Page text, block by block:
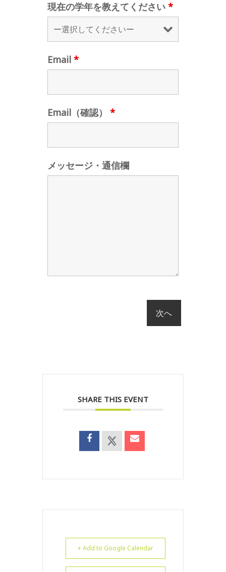
現在の学年を教えてください *
Email *
Email（確認） *
メッセージ・通信欄
SHARE THIS EVENT
+ Add to Google Calendar